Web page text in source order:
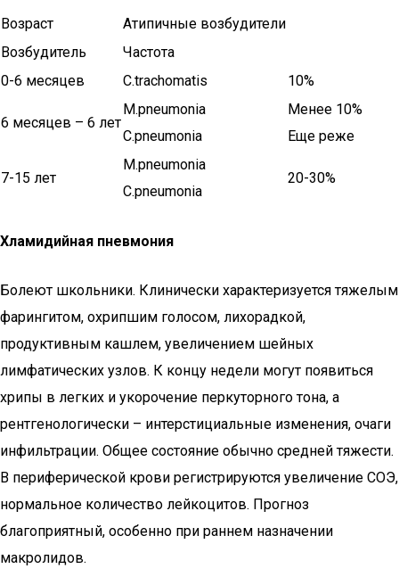
Возраст
Атипичные возбудители
Возбудитель
Частота
0-6 месяцев
C.trachomatis 10%
6 месяцев – 6 лет
M.pneumonia
C.pneumonia
Менее 10%
Еще реже
7-15 лет
M.pneumonia
C.pneumonia
20-30%
Хламидийная пневмония
Болеют школьники. Клинически характеризуется тяжелым
фарингитом, охрипшим голосом, лихорадкой,
продуктивным кашлем, увеличением шейных
лимфатических узлов. К концу недели могут появиться
хрипы в легких и укорочение перкуторного тона, а
рентгенологически – интерстициальные изменения, очаги
инфильтрации. Общее состояние обычно средней тяжести.
В периферической крови регистрируются увеличение СОЭ,
нормальное количество лейкоцитов. Прогноз
благоприятный, особенно при раннем назначении
макролидов.